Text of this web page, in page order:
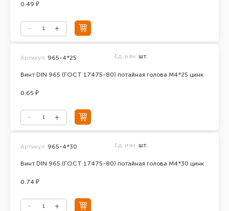
0.49 ₽
Винт DIN 965 (ГОСТ 17475-80) потайная голова М4*25 цинк
Артикул: 965-4*25 Ед. изм. шт.
0.65 ₽
Винт DIN 965 (ГОСТ 17475-80) потайная голова М4*30 цинк
Артикул: 965-4*30 Ед. изм. шт.
0.74 ₽